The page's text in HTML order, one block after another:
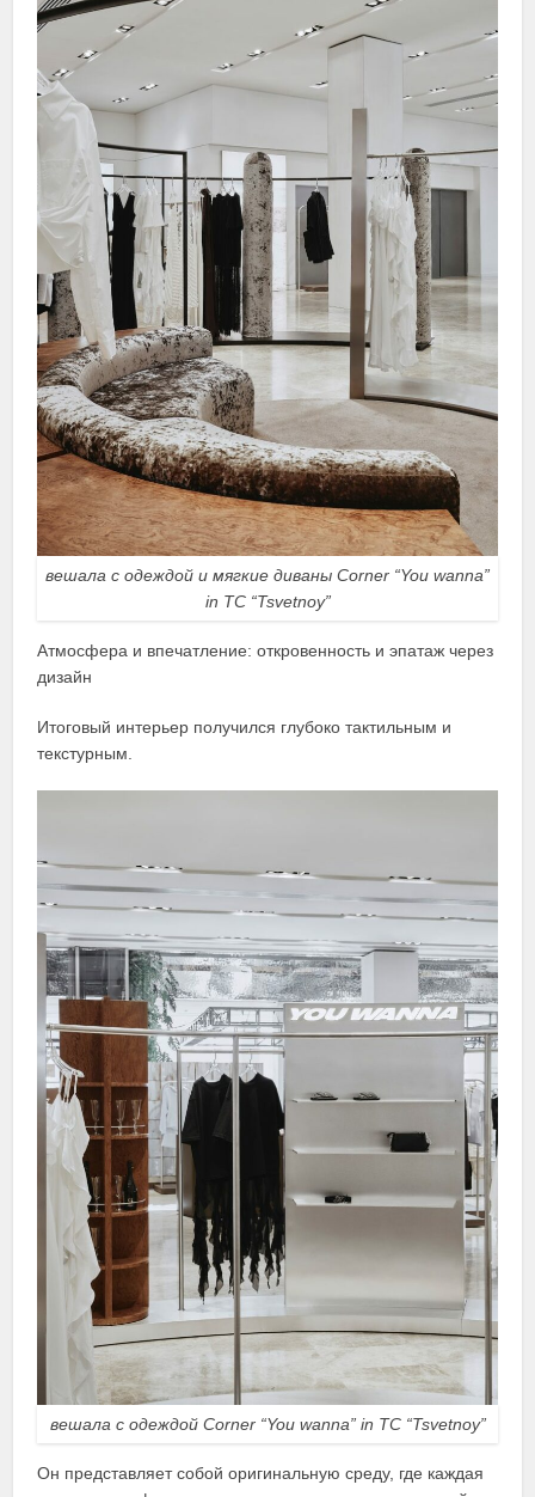
вешала с одеждой и мягкие диваны Corner “You wanna”
in TC “Tsvetnoy”
Атмосфера и впечатление: откровенность и эпатаж через
дизайн
Итоговый интерьер получился глубоко тактильным и
текстурным.
вешала с одеждой Corner “You wanna” in TC “Tsvetnoy”
Он представляет собой оригинальную среду, где каждая